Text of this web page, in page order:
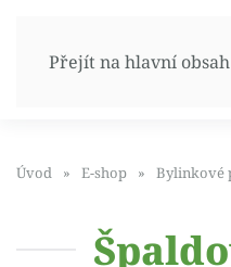
Přejít na hlavní obsah
Úvod E-shop Bylinkové